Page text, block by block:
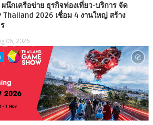
นึกเครือข่าย ธุรกิจท่องเที่ยว-บริการ จัด
2026 เชื่อม 4 งานใหญ่ สร้าง
06, 2026